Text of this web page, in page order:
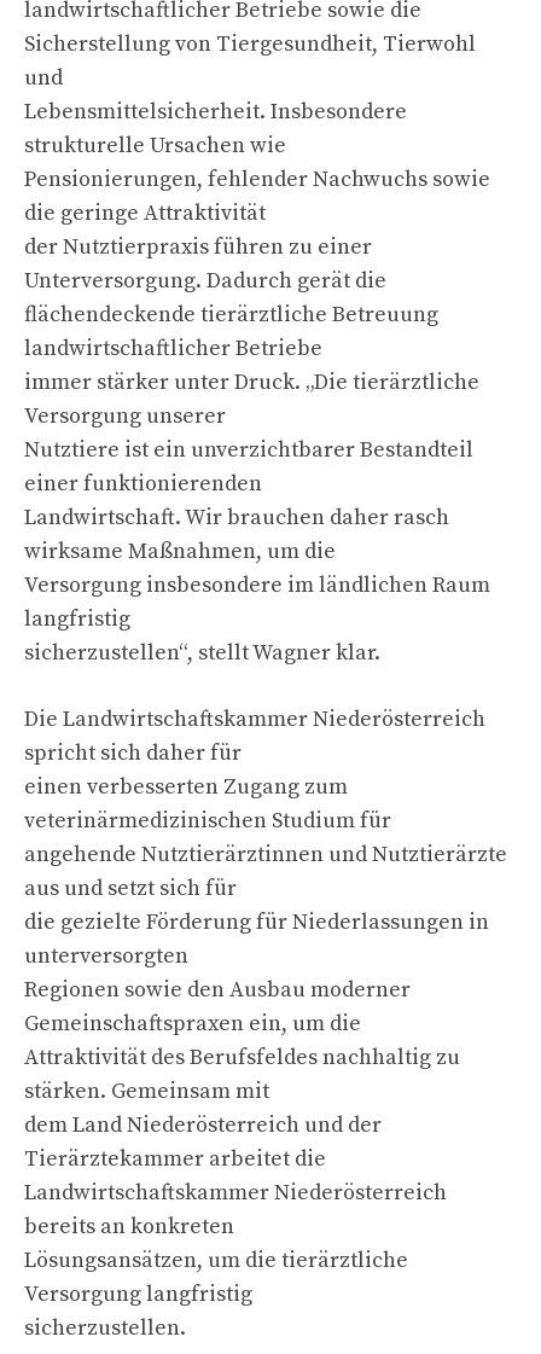
landwirtschaftlicher Betriebe sowie die
Sicherstellung von Tiergesundheit, Tierwohl
und
Lebensmittelsicherheit. Insbesondere
strukturelle Ursachen wie
Pensionierungen, fehlender Nachwuchs sowie
die geringe Attraktivität
der Nutztierpraxis führen zu einer
Unterversorgung. Dadurch gerät die
flächendeckende tierärztliche Betreuung
landwirtschaftlicher Betriebe
immer stärker unter Druck. „Die tierärztliche
Versorgung unserer
Nutztiere ist ein unverzichtbarer Bestandteil
einer funktionierenden
Landwirtschaft. Wir brauchen daher rasch
wirksame Maßnahmen, um die
Versorgung insbesondere im ländlichen Raum
langfristig
sicherzustellen“, stellt Wagner klar.
Die Landwirtschaftskammer Niederösterreich
spricht sich daher für
einen verbesserten Zugang zum
veterinärmedizinischen Studium für
angehende Nutztierärztinnen und Nutztierärzte
aus und setzt sich für
die gezielte Förderung für Niederlassungen in
unterversorgten
Regionen sowie den Ausbau moderner
Gemeinschaftspraxen ein, um die
Attraktivität des Berufsfeldes nachhaltig zu
stärken. Gemeinsam mit
dem Land Niederösterreich und der
Tierärztekammer arbeitet die
Landwirtschaftskammer Niederösterreich
bereits an konkreten
Lösungsansätzen, um die tierärztliche
Versorgung langfristig
sicherzustellen.